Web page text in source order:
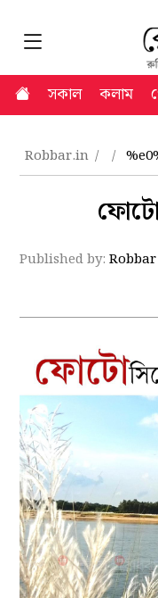
সকাল কলাম
Robbar.in
Published by: